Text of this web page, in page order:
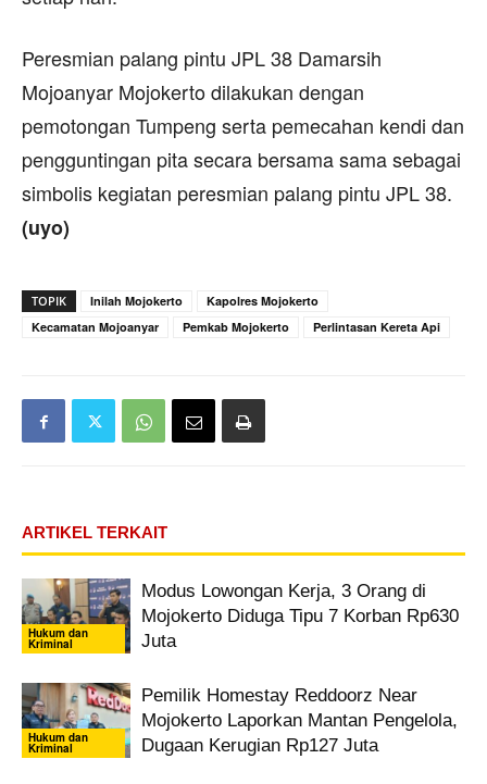
Peresmian palang pintu JPL 38 Damarsih
Mojoanyar Mojokerto dilakukan dengan
pemotongan Tumpeng serta pemecahan kendi dan
pengguntingan pita secara bersama sama sebagai
simbolis kegiatan peresmian palang pintu JPL 38.
(uyo)
TOPIK Inilah Mojokerto
Kapolres Mojokerto
Kecamatan Mojoanyar
Pemkab Mojokerto Perlintasan Kereta Api
ARTIKEL TERKAIT
Hukum dan
Kriminal
Modus Lowongan Kerja, 3 Orang di
Mojokerto Diduga Tipu 7 Korban Rp630
Juta
Hukum dan
Kriminal
Pemilik Homestay Reddoorz Near
Mojokerto Laporkan Mantan Pengelola,
Dugaan Kerugian Rp127 Juta